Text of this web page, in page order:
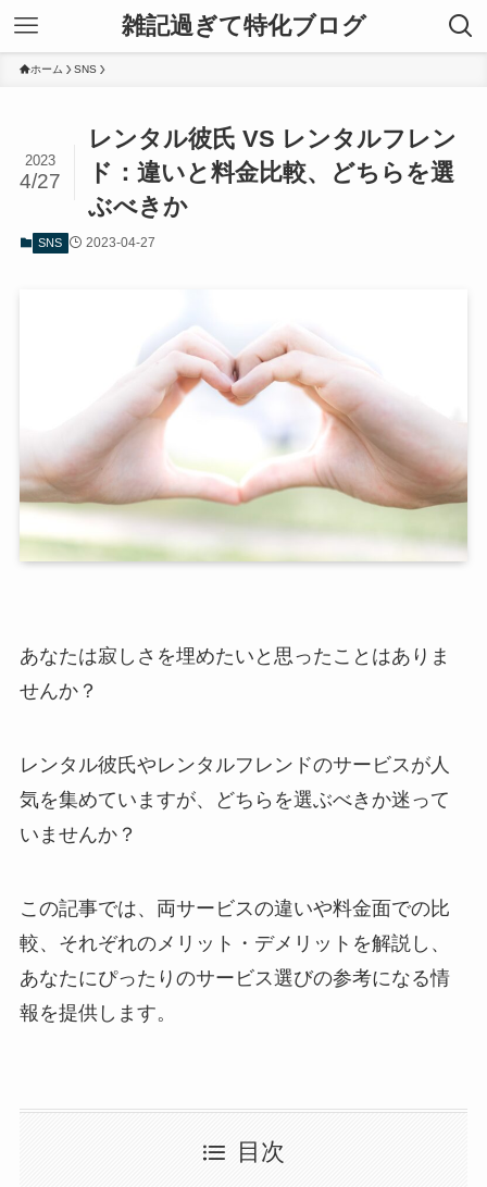
雑記過ぎて特化ブログ
ホーム SNS
レンタル彼氏 VS レンタルフレン
ド：違いと料金比較、どちらを選
ぶべきか
2023
4/27
SNS 2023-04-27
あなたは寂しさを埋めたいと思ったことはありま
せんか？
レンタル彼氏やレンタルフレンドのサービスが人
気を集めていますが、どちらを選ぶべきか迷って
いませんか？
この記事では、両サービスの違いや料金面での比
較、それぞれのメリット・デメリットを解説し、
あなたにぴったりのサービス選びの参考になる情
報を提供します。
目次